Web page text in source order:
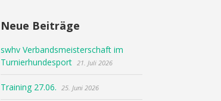
Neue Beiträge
swhv Verbandsmeisterschaft im
Turnierhundesport 21. Juli 2026
Training 27.06. 25. Juni 2026